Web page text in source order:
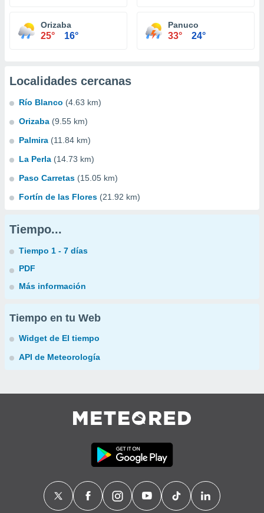
Orizaba
25° 16°
Panuco
33° 24°
Localidades cercanas
Río Blanco (4.63 km)
Orizaba (9.55 km)
Palmira (11.84 km)
La Perla (14.73 km)
Paso Carretas (15.05 km)
Fortín de las Flores (21.92 km)
Tiempo...
Tiempo 1 - 7 días
PDF
Más información
Tiempo en tu Web
Widget de El tiempo
API de Meteorología